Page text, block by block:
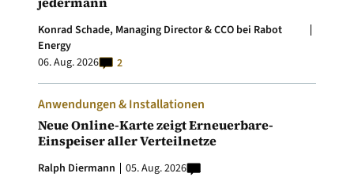
Konrad Schade, Managing Director & CCO bei Rabot
Energy
06. Aug. 2026
2
Anwendungen & Installationen
Neue Online-Karte zeigt Erneuerbare-
Einspeiser aller Verteilnetze
Ralph Diermann 05. Aug. 2026